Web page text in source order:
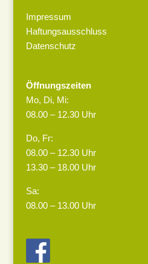
Impressum
Haftungsausschluss
Datenschutz
Öffnungszeiten
Mo, Di, Mi:
08.00 – 12.30 Uhr
Do, Fr:
08.00 – 12.30 Uhr
13.30 – 18.00 Uhr
Sa:
08.00 – 13.00 Uhr